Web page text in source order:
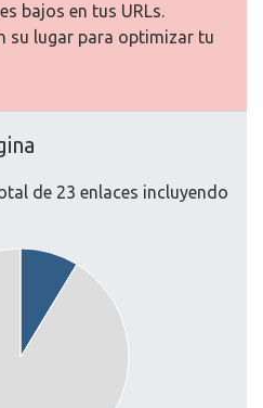
bajos en tus URLs.
su lugar para optimizar tu
de 23 enlaces incluyendo